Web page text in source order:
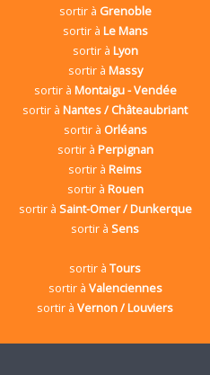
sortir à Grenoble
sortir à Le Mans
sortir à Lyon
sortir à Massy
sortir à Montaigu - Vendée
sortir àNantes / Châteaubriant
sortir à Orléans
sortir à Perpignan
sortir àReims
sortir à Rouen
sortir à Saint-Omer / Dunkerque
sortir àSens
sortir àTours
sortir à Valenciennes
sortir àVernon / Louviers